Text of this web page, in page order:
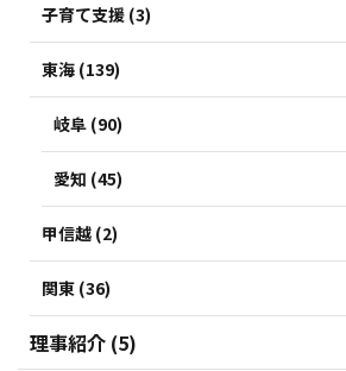
子育て支援 (3)
東海 (139)
岐阜 (90)
愛知 (45)
甲信越 (2)
関東 (36)
理事紹介 (5)